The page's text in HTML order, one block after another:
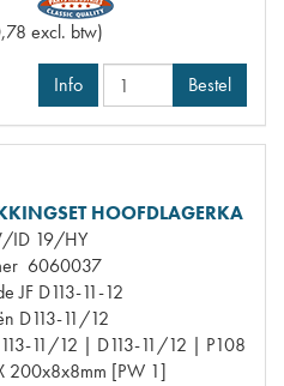
excl. btw)
Info Bestel
HOOFDLAGERKA
ID 19/HY
6060037
JF D113-11-12
D113-11/12
11/12 | D113-11/12 | P108
200x8x8mm [PW 1]